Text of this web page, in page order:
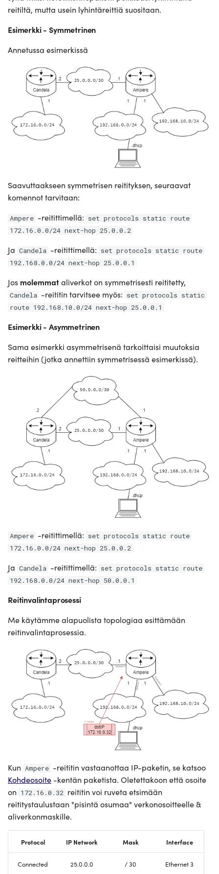
reitiltä, mutta usein lyhintäreittiä suositaan.
Esimerkki - Symmetrinen
Annetussa esimerkissä
Saavuttaakseen symmetrisen reitityksen, seuraavat
komennot tarvitaan:
Ampere -reitittimellä: set protocols static route
172.16.0.0/24 next-hop 25.0.0.2
Ja Candela -reitittimellä: set protocols static route
192.168.0.0/24 next-hop 25.0.0.1
Jos molemmataliverkot on symmetrisesti reititetty,
Candela -reititin tarvitsee myös: set protocols static
route 192.168.10.0/24 next-hop 25.0.0.1
Esimerkki - Asymmetrinen
Sama esimerkki asymmetrisenä tarkoittaisi muutoksia
reitteihin (jotka annettiin symmetrisessä esimerkissä).
Ampere -reitittimellä: set protocols static route
172.16.0.0/24 next-hop 25.0.0.2
Ja Candela -reitittimellä: set protocols static route
192.168.0.0/24 next-hop 50.0.0.1
Reitinvalintaprosessi
Me käytämme alapuolista topologiaa esittämään
reitinvalintaprosessia.
Kun Ampere -reititin vastaanottaa IP-paketin, se katsoo
Kohdeosoite -kentän paketista. Oletettakoon että osoite
on 172.16.0.32 reititin voi ruveta etsimään
reititystaulustaan "pisintä osumaa" verkonosoitteelle &
aliverkonmaskille.
Protocol IP Network Mask Interface
Connected 25.0.0.0 / 30 Ethernet 3